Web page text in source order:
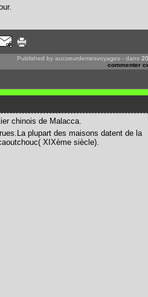
Published by aucoeurdemesvoyages - dans
commenter
chinois de Malacca.
plupart des maisons datent de la
XIXème siècle).